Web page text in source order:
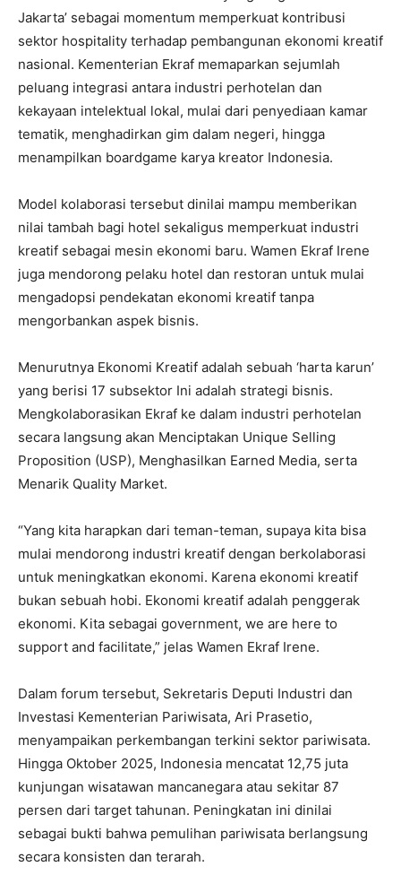
Jakarta’ sebagai momentum memperkuat kontribusi
sektor hospitality terhadap pembangunan ekonomi kreatif
nasional. Kementerian Ekraf memaparkan sejumlah
peluang integrasi antara industri perhotelan dan
kekayaan intelektual lokal, mulai dari penyediaan kamar
tematik, menghadirkan gim dalam negeri, hingga
menampilkan boardgame karya kreator Indonesia.
Model kolaborasi tersebut dinilai mampu memberikan
nilai tambah bagi hotel sekaligus memperkuat industri
kreatif sebagai mesin ekonomi baru. Wamen Ekraf Irene
juga mendorong pelaku hotel dan restoran untuk mulai
mengadopsi pendekatan ekonomi kreatif tanpa
mengorbankan aspek bisnis.
Menurutnya Ekonomi Kreatif adalah sebuah ‘harta karun’
yang berisi 17 subsektor Ini adalah strategi bisnis.
Mengkolaborasikan Ekraf ke dalam industri perhotelan
secara langsung akan Menciptakan Unique Selling
Proposition (USP), Menghasilkan Earned Media, serta
Menarik Quality Market.
“Yang kita harapkan dari teman-teman, supaya kita bisa
mulai mendorong industri kreatif dengan berkolaborasi
untuk meningkatkan ekonomi. Karena ekonomi kreatif
bukan sebuah hobi. Ekonomi kreatif adalah penggerak
ekonomi. Kita sebagai government, we are here to
support and facilitate,” jelas Wamen Ekraf Irene.
Dalam forum tersebut, Sekretaris Deputi Industri dan
Investasi Kementerian Pariwisata, Ari Prasetio,
menyampaikan perkembangan terkini sektor pariwisata.
Hingga Oktober 2025, Indonesia mencatat 12,75 juta
kunjungan wisatawan mancanegara atau sekitar 87
persen dari target tahunan. Peningkatan ini dinilai
sebagai bukti bahwa pemulihan pariwisata berlangsung
secara konsisten dan terarah.